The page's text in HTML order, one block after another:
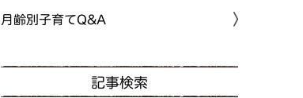
月齢別子育てQ&A
記事検索